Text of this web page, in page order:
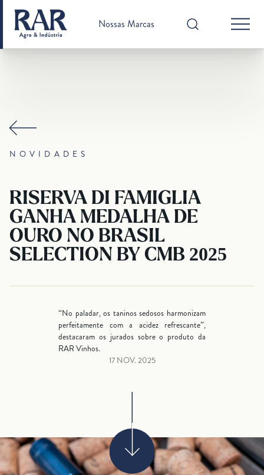
Nossas Marcas
NOVIDADES
RISERVA DI FAMIGLIA
GANHA MEDALHA DE
OURO NO BRASIL
SELECTION BY CMB 2025
“No paladar, os taninos sedosos harmonizam
perfeitamente com a acidez refrescante”,
destacaram os jurados sobre o produto da
RAR Vinhos.
17 NOV. 2025